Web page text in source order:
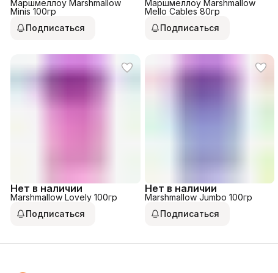
Маршмеллоу Marshmallow
Minis 100гр
Подписаться
Маршмеллоу Marshmallow
Mello Cables 80гр
Подписаться
Нет в наличии
Marshmallow Lovely 100гр
Подписаться
Нет в наличии
Marshmallow Jumbo 100гр
Подписаться